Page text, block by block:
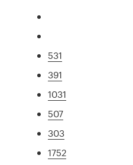
531
391
1031
507
303
1752